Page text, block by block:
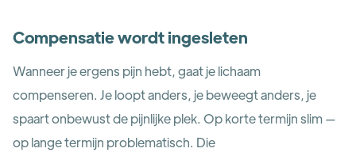
Compensatie wordt ingesleten
Wanneer je ergens pijn hebt, gaat je lichaam
compenseren. Je loopt anders, je beweegt anders, je
spaart onbewust de pijnlijke plek. Op korte termijn slim —
op lange termijn problematisch. Die